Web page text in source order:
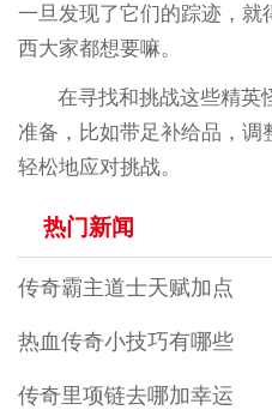
一旦发现了它们的踪迹，就
西大家都想要嘛。
在寻找和挑战这些精英
准备，比如带足补给品，调
轻松地应对挑战。
热门新闻
传奇霸主道士天赋加点
热血传奇小技巧有哪些
传奇里项链去哪加幸运